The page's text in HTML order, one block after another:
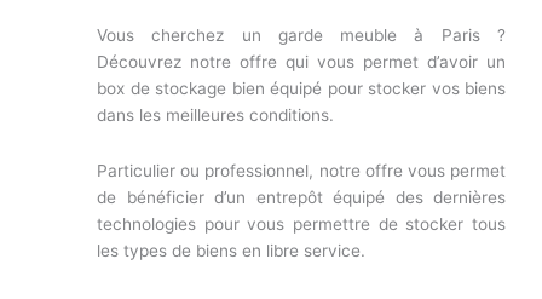
Vous cherchez un garde meuble à Paris ?
Découvrez notre offre qui vous permet d’avoir un
box de stockage bien équipé pour stocker vos biens
dans les meilleures conditions.
Particulier ou professionnel, notre offre vous permet
de bénéficier d’un entrepôt équipé des dernières
technologies pour vous permettre de stocker tous
les types de biens en libre service.